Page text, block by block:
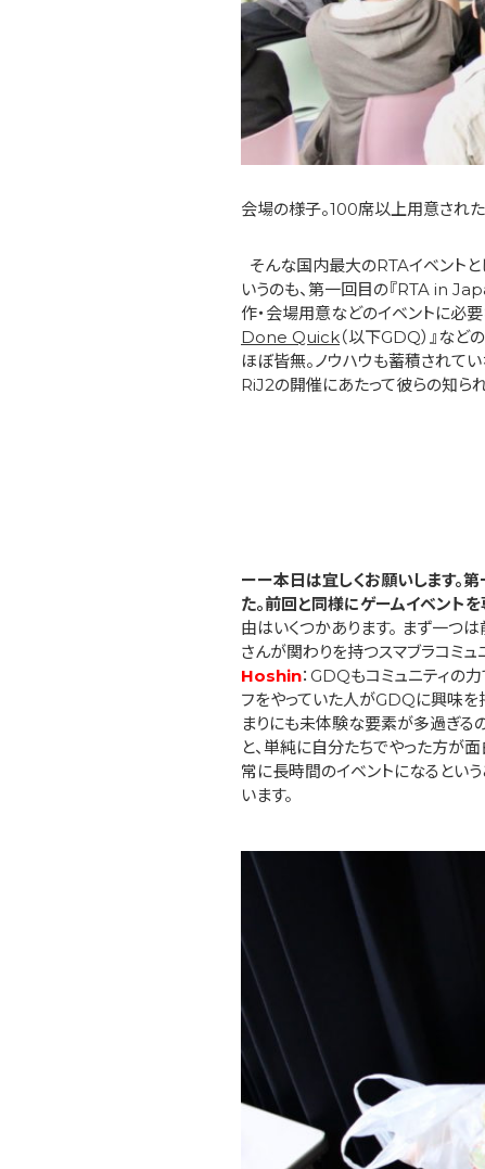
会場の様子。100席以上用意され
そんな国内最大のRTAイベント
いうのも、第一回目の『RTA in
作・会場用意などのイベントに必
Done Quick（以下GDQ）』な
ほぼ皆無。ノウハウも蓄積されて
RiJ2の開催にあたって彼らの知ら
ーー本日は宜しくお願いします。
た。前回と同様にゲームイベント
由はいくつかあります。 まず一つ
さんが関わりを持つスマブラコミ
Hoshin：GDQもコミュニティの
フをやっていた人がGDQに興味を
まりにも未体験な要素が多過ぎる
と、単純に自分たちでやった方が
常に長時間のイベントになるとい
います。